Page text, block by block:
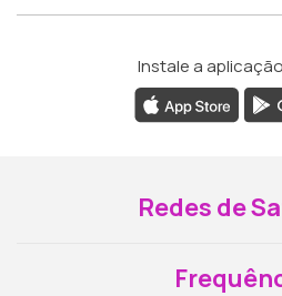
Instale a aplicação
Redes de